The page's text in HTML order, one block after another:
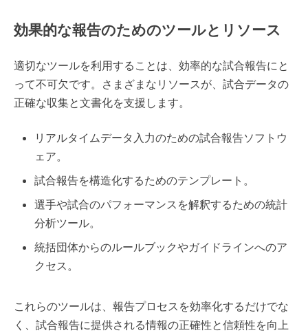
効果的な報告のためのツールとリソース
適切なツールを利用することは、効率的な試合報告にと
って不可欠です。さまざまなリソースが、試合データの
正確な収集と文書化を支援します。
リアルタイムデータ入力のための試合報告ソフトウ
ェア。
試合報告を構造化するためのテンプレート。
選手や試合のパフォーマンスを解釈するための統計
分析ツール。
統括団体からのルールブックやガイドラインへのア
クセス。
これらのツールは、報告プロセスを効率化するだけでな
く、試合報告に提供される情報の正確性と信頼性を向上